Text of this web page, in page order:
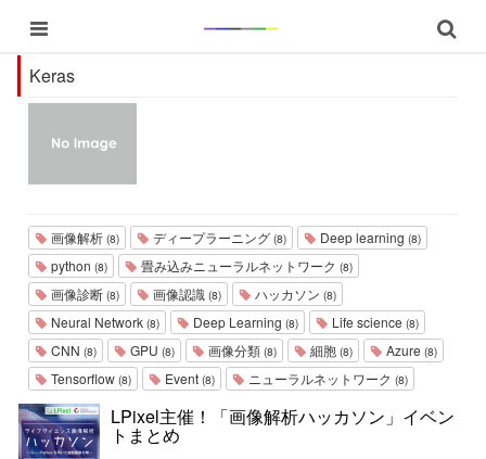
Keras
画像解析 (8) ディープラーニング (8) Deep learning (8)
python (8) 畳み込みニューラルネットワーク (8)
画像診断 (8) 画像認識 (8) ハッカソン (8)
Neural Network (8) Deep Learning (8) Life science (8)
CNN (8) GPU (8) 画像分類 (8) 細胞 (8) Azure (8)
Tensorflow (8) Event (8) ニューラルネットワーク (8)
LPixel主催！「画像解析ハッカソン」イベン
トまとめ